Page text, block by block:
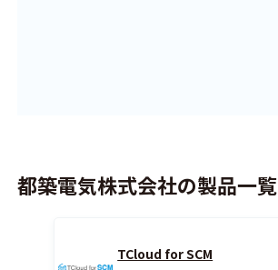
都築電気株式会社の製品一覧
TCloud for SCM